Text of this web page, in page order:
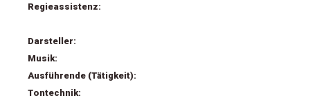
Regieassistenz:
Darsteller:
Musik:
Ausführende (Tätigkeit):
Tontechnik: